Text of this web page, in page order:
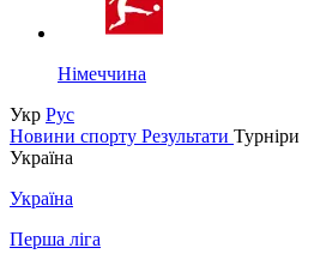
Німеччина
Укр Рус
Новини спорту Результати Турніри
Україна
Україна
Перша ліга